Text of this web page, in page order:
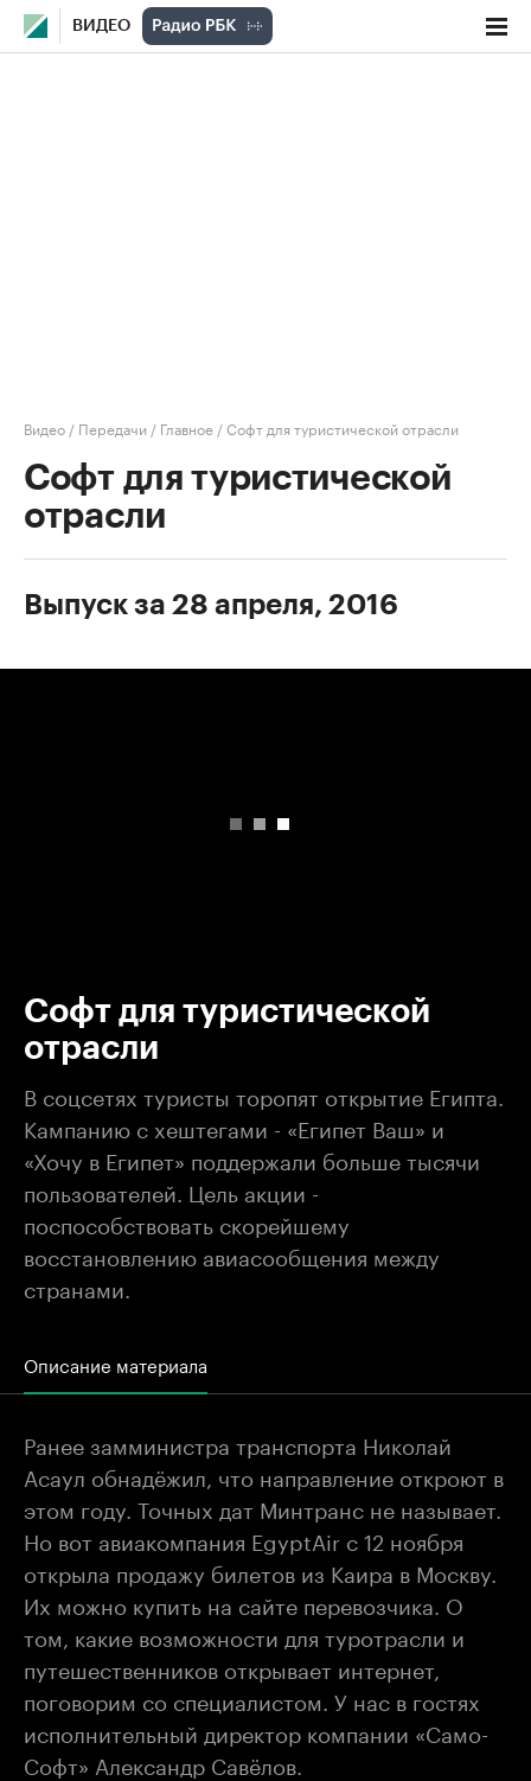
ВИДЕО
Видео / Передачи / Главное /Софт для туристической отрасли
Софт для туристической
отрасли
Выпуск за 28 апреля, 2016
Софт для туристической
отрасли
В соцсетях туристы торопят открытие Египта.
Кампанию с хештегами - «Египет Ваш» и
«Хочу в Египет» поддержали больше тысячи
пользователей. Цель акции -
поспособствовать скорейшему
восстановлению авиасообщения между
странами.
Описание материала
Ранее замминистра транспорта Николай
Асаул обнадёжил, что направление откроют в
этом году. Точных дат Минтранс не называет.
Но вот авиакомпания EgyptAir с 12 ноября
открыла продажу билетов из Каира в Москву.
Их можно купить на сайте перевозчика. О
том, какие возможности для туротрасли и
путешественников открывает интернет,
поговорим со специалистом. У нас в гостях
исполнительный директор компании «Само-
Софт» Александр Савёлов.